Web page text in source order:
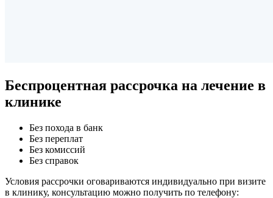
Беспроцентная рассрочка на лечение в
клинике
Без похода в банк
Без переплат
Без комиссий
Без справок
Условия рассрочки оговариваются индивидуально при визите
в клинику, консультацию можно получить по телефону: